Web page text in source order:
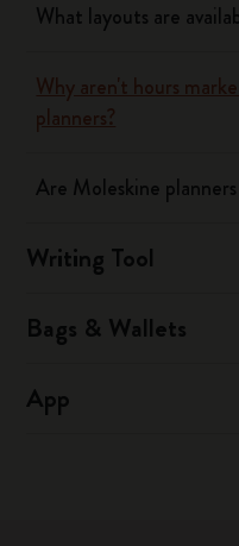
What layouts are
Why aren't hours
planners?
Are Moleskine
Writing Tool
Bags & Wallets
App